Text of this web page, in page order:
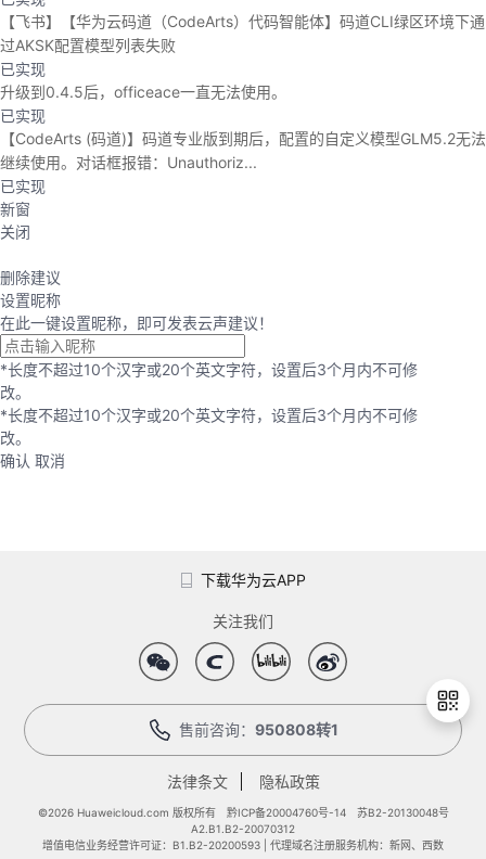
【飞书】【华为云码道（CodeArts）代码智能体】码道CLI绿区环境下通
过AKSK配置模型列表失败
已实现
升级到0.4.5后，officeace一直无法使用。
已实现
【CodeArts (码道)】码道专业版到期后，配置的自定义模型GLM5.2无法
继续使用。对话框报错：Unauthoriz...
已实现
新窗
关闭
删除建议
设置昵称
在此一键设置昵称，即可发表云声建议！
*长度不超过10个汉字或20个英文字符，设置后3个月内不可修
改。
*长度不超过10个汉字或20个英文字符，设置后3个月内不可修
改。
确认 取消
下载华为云APP
关注我们
售前咨询： 950808转1
法律条文 隐私政策
©2026 Huaweicloud.com 版权所有 黔ICP备20004760号-14
苏B2-20130048号
A2.B1.B2-20070312
增值电信业务经营许可证：B1.B2-20200593 | 代理域名注册服务机构：新网、西数